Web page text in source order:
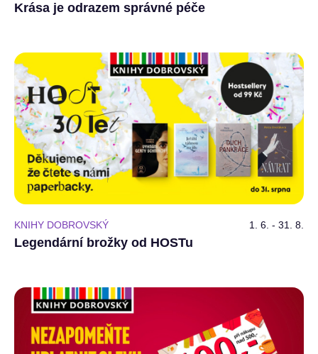
Krása je odrazem správné péče
KNIHY DOBROVSKÝ 1. 6. - 31. 8.
Legendární brožky od HOSTu